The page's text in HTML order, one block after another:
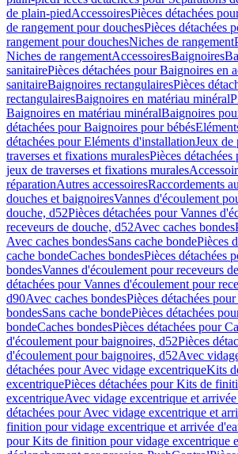
de plain-piedAccessoiresPièces détachées
de rangement pour douchesPièces détachées
rangement pour douchesNiches de rangement
Niches de rangementAccessoiresBaignoires
sanitairePièces détachées pour Baignoires en
sanitaireBaignoires rectangulairesPièces
rectangulairesBaignoires en matériau minéral
Baignoires en matériau minéralBaignoires
détachées pour Baignoires pour bébés
détachées pour Eléments d'installationJeux de
traverses et fixations muralesPièces
jeux de traverses et fixations murales
réparationAutres accessoiresRaccordements
douches et baignoiresVannes d'écoulement
douche, d52Pièces détachées pour Vannes
receveurs de douche, d52Avec caches bondes
Avec caches bondesSans cache bondePièces
cache bondeCaches bondesPièces détachées
bondesVannes d'écoulement pour receveurs
détachées pour Vannes d'écoulement pour
d90Avec caches bondesPièces détachées
bondesSans cache bondePièces détachées
bondeCaches bondesPièces détachées pour
d'écoulement pour baignoires, d52Pièces
d'écoulement pour baignoires, d52Avec
détachées pour Avec vidage excentriqueKits
excentriquePièces détachées pour Kits de
excentriqueAvec vidage excentrique et arrivée
détachées pour Avec vidage excentrique et
finition pour vidage excentrique et arrivée
pour Kits de finition pour vidage excentrique